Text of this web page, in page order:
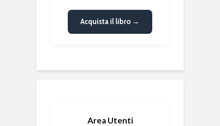
Acquista il libro →
Area Utenti